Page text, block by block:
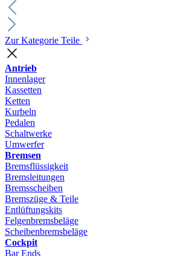
Zur Kategorie Teile
Antrieb
Innenlager
Kassetten
Ketten
Kurbeln
Pedalen
Schaltwerke
Umwerfer
Bremsen
Bremsflüssigkeit
Bremsleitungen
Bremsscheiben
Bremszüge & Teile
Entlüftungskits
Felgenbremsbeläge
Scheibenbremsbeläge
Cockpit
Bar Ends